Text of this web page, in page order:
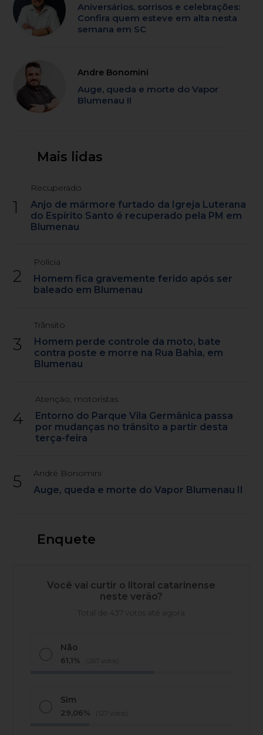
Aniversários, sorrisos e celebrações:
Confira quem esteve em alta nesta
semana em SC
Andre Bonomini
Auge, queda e morte do Vapor
Blumenau II
Mais lidas
1
Recuperado
Anjo de mármore furtado da Igreja Luterana
do Espírito Santo é recuperado pela PM em
Blumenau
2
Polícia
Homem fica gravemente ferido após ser
baleado em Blumenau
3
Trânsito
Homem perde controle da moto, bate
contra poste e morre na Rua Bahia, em
Blumenau
4
Atenção, motoristas
Entorno do Parque Vila Germânica passa
por mudanças no trânsito a partir desta
terça-feira
5 André Bonomini
Auge, queda e morte do Vapor Blumenau II
Enquete
Você vai curtir o litoral catarinense
neste verão?
Total de 437 votos até agora
Não
61,1% (267 votos)
Sim
29,06% (127 votos)